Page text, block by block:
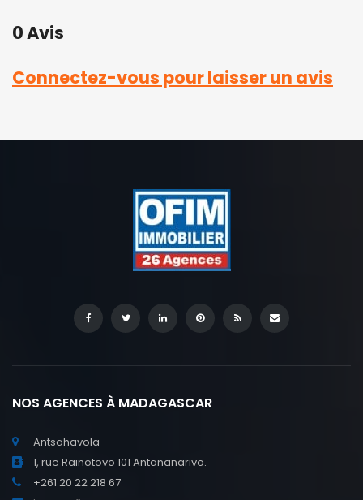
0 Avis
Connectez-vous pour laisser un avis
NOS AGENCES À MADAGASCAR
Antsahavola
1, rue Rainotovo 101 Antananarivo.
+261 20 22 218 67